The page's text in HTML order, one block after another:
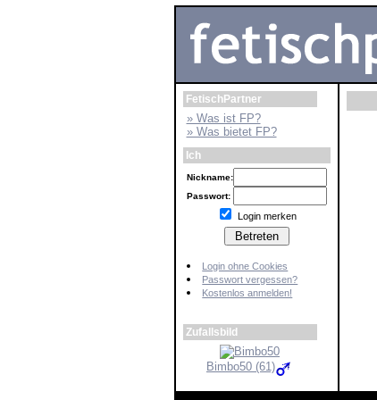
FetischPartner
» Was ist FP?
» Was bietet FP?
Ich
Nickname:
Passwort:
Login merken
Login ohne Cookies
Passwort vergessen?
Kostenlos anmelden!
Zufallsbild
Bimbo50 (61)